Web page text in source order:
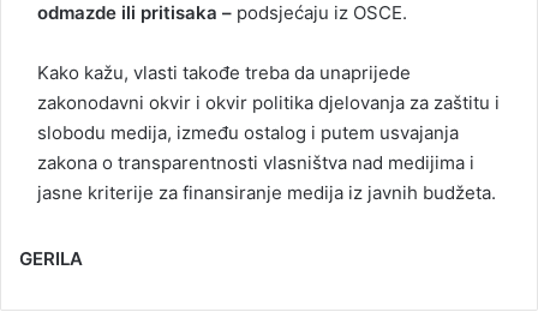
odmazde ili pritisaka – podsjećaju iz OSCE.
Kako kažu, vlasti takođe treba da unaprijede
zakonodavni okvir i okvir politika djelovanja za zaštitu i
slobodu medija, između ostalog i putem usvajanja
zakona o transparentnosti vlasništva nad medijima i
jasne kriterije za finansiranje medija iz javnih budžeta.
GERILA